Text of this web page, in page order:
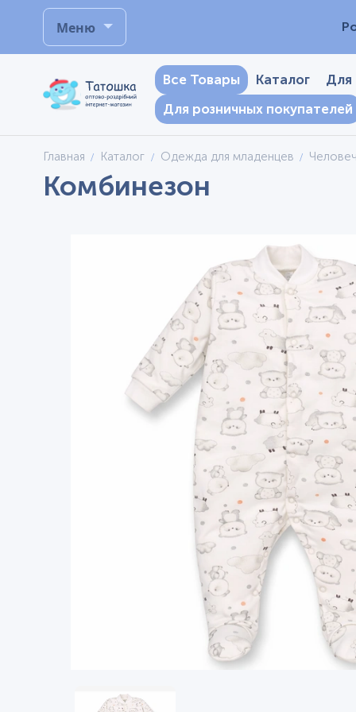
Меню
Все Товары Каталог
Для
Для розничных покупателей
Главная Каталог Одежда для младенцев
Комбинезон